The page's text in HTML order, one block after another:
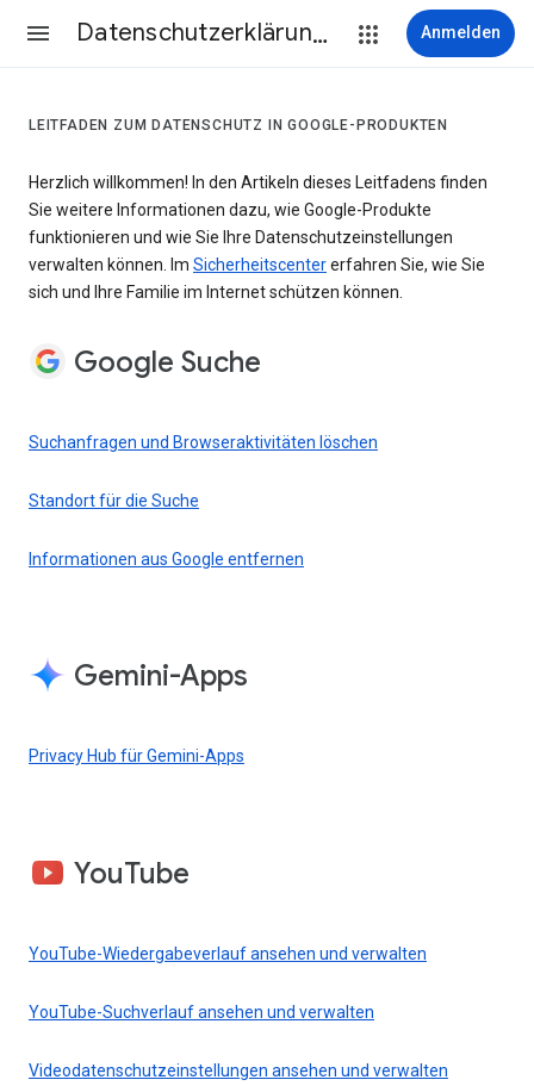
Datenschutzerklärung & Nutzungsbedingungen Anmelden
LEITFADEN ZUM DATENSCHUTZ IN GOOGLE-PRODUKTEN
Herzlich willkommen! In den Artikeln dieses Leitfadens finden
Sie weitere Informationen dazu, wie Google-Produkte
funktionieren und wie Sie Ihre Datenschutzeinstellungen
verwalten können. Im Sicherheitscentererfahren Sie, wie Sie
sich und Ihre Familie im Internet schützen können.
Google Suche
Suchanfragen und Browseraktivitäten löschen
Standort für die Suche
Informationen aus Google entfernen
Gemini-Apps
Privacy Hub für Gemini-Apps
YouTube
YouTube-Wiedergabeverlauf ansehen und verwalten
YouTube-Suchverlauf ansehen und verwalten
Videodatenschutzeinstellungen ansehen und verwalten